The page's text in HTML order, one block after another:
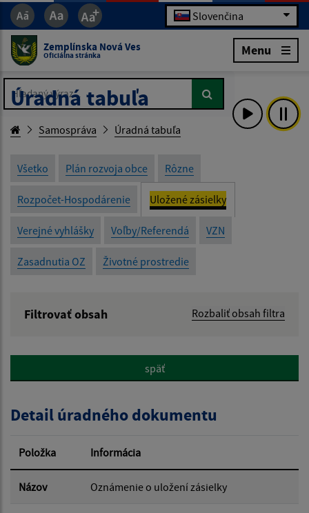
Slovenčina
Zemplínska Nová Ves
Oficiálna stránka Menu
Hľadaný výraz...
Hľadaný výraz...
Úradná tabuľa
Samospráva Úradná tabuľa
Všetko Plán rozvoja obce Rôzne
Rozpočet-Hospodárenie Uložené zásielky
Verejné vyhlášky Voľby/Referendá VZN
Zasadnutia OZ Životné prostredie
Filtrovať obsah Rozbaliť obsah filtra
Popis:
Dátum zverejnenia od:
Dátum zverejnenia do:
späť
Detail úradného dokumentu
Položka Informácia
Názov Oznámenie o uložení zásielky